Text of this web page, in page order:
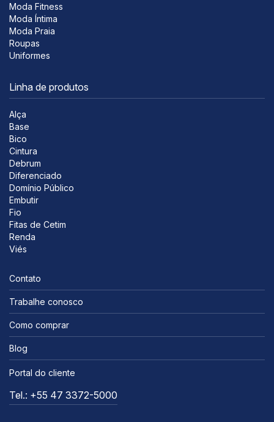
Moda Fitness
Moda Íntima
Moda Praia
Roupas
Uniformes
Linha de produtos
Alça
Base
Bico
Cintura
Debrum
Diferenciado
Domínio Público
Embutir
Fio
Fitas de Cetim
Renda
Viés
Contato
Trabalhe conosco
Como comprar
Blog
Portal do cliente
Tel.: +55 47 3372-5000